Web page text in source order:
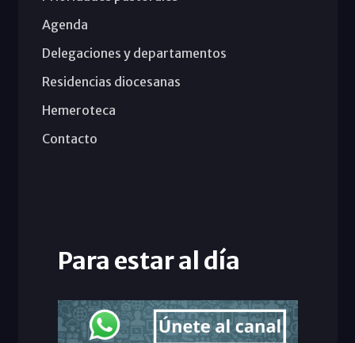
Agenda
Delegaciones y departamentos
Residencias diocesanas
Hemeroteca
Contacto
Para estar al día